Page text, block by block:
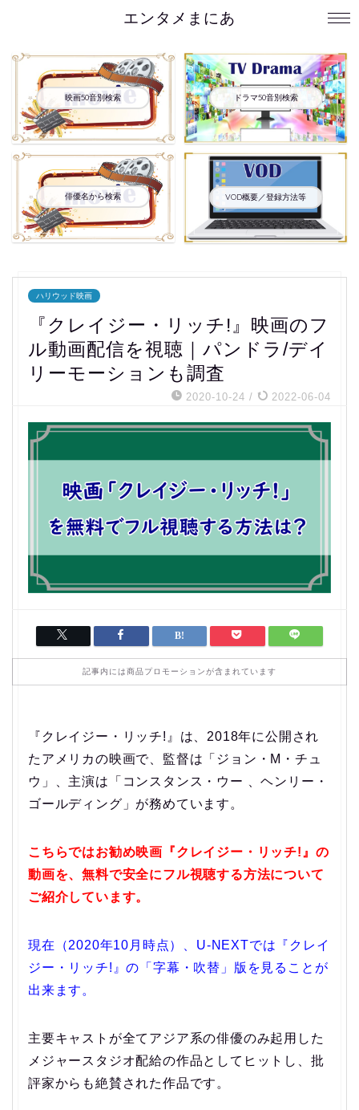
エンタメまにあ
映画50音別検索 ドラマ50音別検索
俳優名から検索 VOD概要／登録方法等
ハリウッド映画
『クレイジー・リッチ!』映画のフ
ル動画配信を視聴｜パンドラ/デイ
リーモーションも調査
2020-10-24 / 2022-06-04
記事内には商品プロモーションが含まれています
『クレイジー・リッチ!』は、2018年に公開され
たアメリカの映画で、監督は「ジョン・M・チュ
ウ」、主演は「コンスタンス・ウー 、ヘンリー・
ゴールディング」が務めています。
こちらではお勧め映画『クレイジー・リッチ!』の
動画を、無料で安全にフル視聴する方法について
ご紹介しています。
現在（2020年10月時点）、U-NEXTでは『クレイ
ジー・リッチ!』の「字幕・吹替」版を見ることが
出来ます。
主要キャストが全てアジア系の俳優のみ起用した
メジャースタジオ配給の作品としてヒットし、批
評家からも絶賛された作品です。